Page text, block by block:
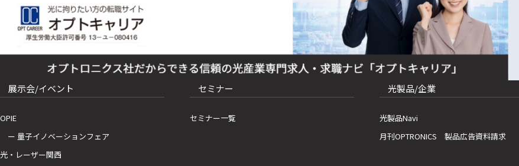
展示会/イベント
OPIE
ー 量子イノベーションフェア
光・レーザー関西
セミナー
セミナー一覧
光製品/企業
光製品Navi
月刊OPTRONICS 製品広告資料請求